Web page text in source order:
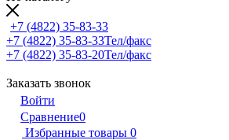
+7 (4822) 35-83-33
+7 (4822) 35-83-33Тел/факс
+7 (4822) 35-83-20Тел/факс
Заказать звонок
Войти
Сравнение0
Избранные товары 0